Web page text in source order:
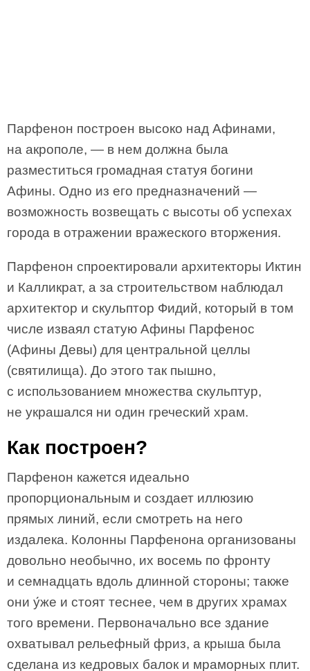
Парфенон построен высоко над Афинами,
на акрополе, — в нем должна была
разместиться громадная статуя богини
Афины. Одно из его предназначений —
возможность возвещать с высоты об успехах
города в отражении вражеского вторжения.
Парфенон спроектировали архитекторы Иктин
и Калликрат, а за строительством наблюдал
архитектор и скульптор Фидий, который в том
числе изваял статую Афины Парфенос
(Афины Девы) для центральной целлы
(святилища). До этого так пышно,
с использованием множества скульптур,
не украшался ни один греческий храм.
Как построен?
Парфенон кажется идеально
пропорциональным и создает иллюзию
прямых линий, если смотреть на него
издалека. Колонны Парфенона организованы
довольно необычно, их восемь по фронту
и семнадцать вдоль длинной стороны; также
они у́же и стоят теснее, чем в других храмах
того времени. Первоначально все здание
охватывал рельефный фриз, а крыша была
сделана из кедровых балок и мраморных плит.